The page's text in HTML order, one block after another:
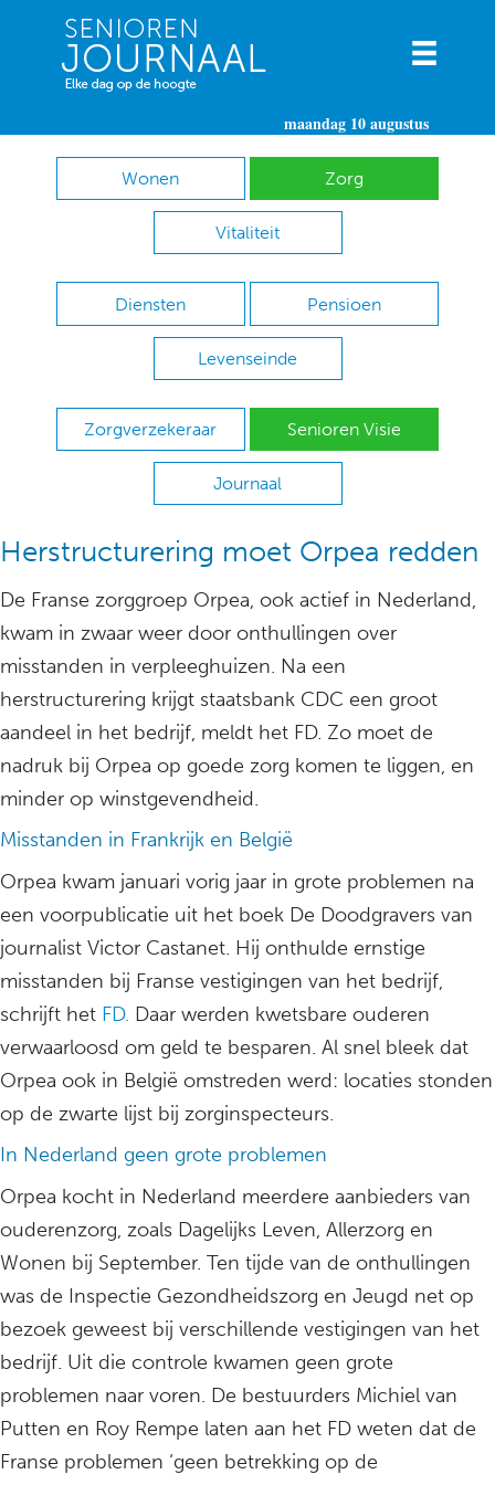
maandag 10 augustus
Wonen Zorg
Vitaliteit
Diensten Pensioen
Levenseinde
Zorgverzekeraar Senioren Visie
Journaal
Herstructurering moet Orpea redden
De Franse zorggroep Orpea, ook actief in Nederland,
kwam in zwaar weer door onthullingen over
misstanden in verpleeghuizen. Na een
herstructurering krijgt staatsbank CDC een groot
aandeel in het bedrijf, meldt het FD. Zo moet de
nadruk bij Orpea op goede zorg komen te liggen, en
minder op winstgevendheid.
Misstanden in Frankrijk en België
Orpea kwam januari vorig jaar in grote problemen na
een voorpublicatie uit het boek De Doodgravers van
journalist Victor Castanet. Hij onthulde ernstige
misstanden bij Franse vestigingen van het bedrijf,
schrijft het FD. Daar werden kwetsbare ouderen
verwaarloosd om geld te besparen. Al snel bleek dat
Orpea ook in België omstreden werd: locaties stonden
op de zwarte lijst bij zorginspecteurs.
In Nederland geen grote problemen
Orpea kocht in Nederland meerdere aanbieders van
ouderenzorg, zoals Dagelijks Leven, Allerzorg en
Wonen bij September. Ten tijde van de onthullingen
was de Inspectie Gezondheidszorg en Jeugd net op
bezoek geweest bij verschillende vestigingen van het
bedrijf. Uit die controle kwamen geen grote
problemen naar voren. De bestuurders Michiel van
Putten en Roy Rempe laten aan het FD weten dat de
Franse problemen ‘geen betrekking op de